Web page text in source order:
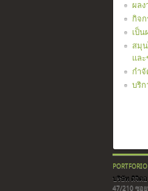
ผล
กิจ
เป็
สมุ
แล
กำจั
บริก
PORTFORIO
บริษัท ดิจิตอ
47/210 ซอ